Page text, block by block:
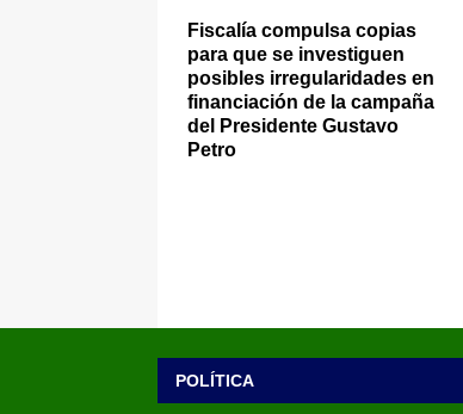
Fiscalía compulsa copias
para que se investiguen
posibles irregularidades en
financiación de la campaña
del Presidente Gustavo
Petro
POLÍTICA